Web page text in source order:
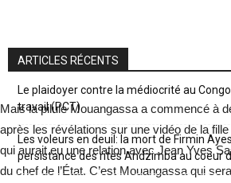
Mais la pilule Mouangassa a commencé à
après les révélations sur une vidéo de la
qui aurait eu une relation avec Jean Yves
du chef de l’État. C’est Mouangassa qui
ARTICLES RÉCENTS
Le plaidoyer contre la médiocrité au
travail (PCT)
Les voleurs en deuil: la mort de Firmin
persistance des rites Andzimba au coeur